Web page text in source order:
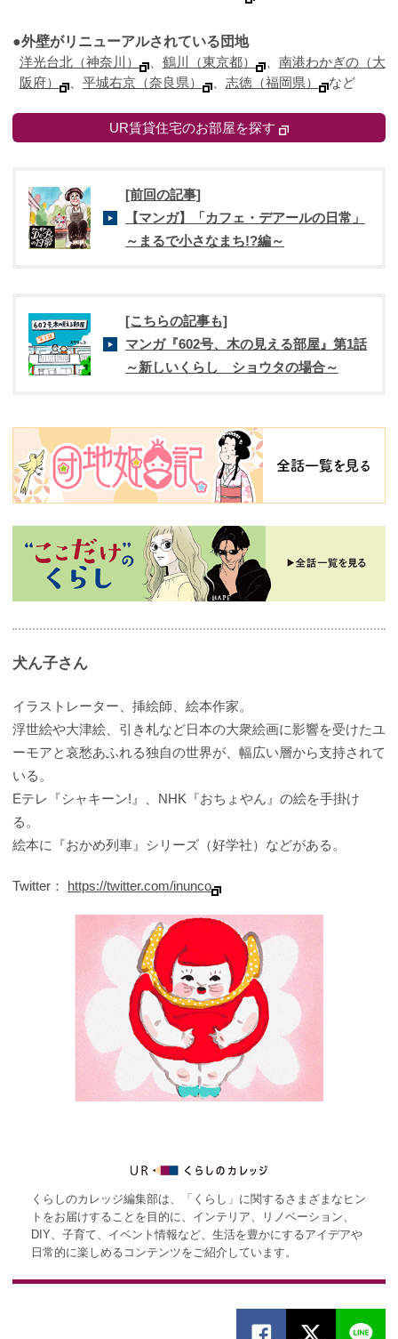
●外壁がリニューアルされている団地
洋光台北（神奈川） 、 鶴川（東京都） 、 南港わかぎの（大
阪府）
、 平城右京（奈良県） 、 志徳（福岡県） など
UR賃貸住宅のお部屋を探す
[前回の記事]
【マンガ】「カフェ・デアールの日常」
～まるで小さなまち!?編～
[こちらの記事も]
マンガ『602号、木の見える部屋』第1話
～新しいくらし ショウタの場合～
犬ん子さん
イラストレーター、挿絵師、絵本作家。
浮世絵や大津絵、引き札など日本の大衆絵画に影響を受けたユ
ーモアと哀愁あふれる独自の世界が、幅広い層から支持されて
いる。
Eテレ『シャキーン!』、NHK『おちょやん』の絵を手掛け
る。
絵本に『おかめ列車』シリーズ（好学社）などがある。
Twitter： https://twitter.com/inunco
くらしのカレッジ編集部は、「くらし」に関するさまざまなヒン
トをお届けすることを目的に、インテリア、リノベーション、
DIY、子育て、イベント情報など、生活を豊かにするアイデアや
日常的に楽しめるコンテンツをご紹介しています。